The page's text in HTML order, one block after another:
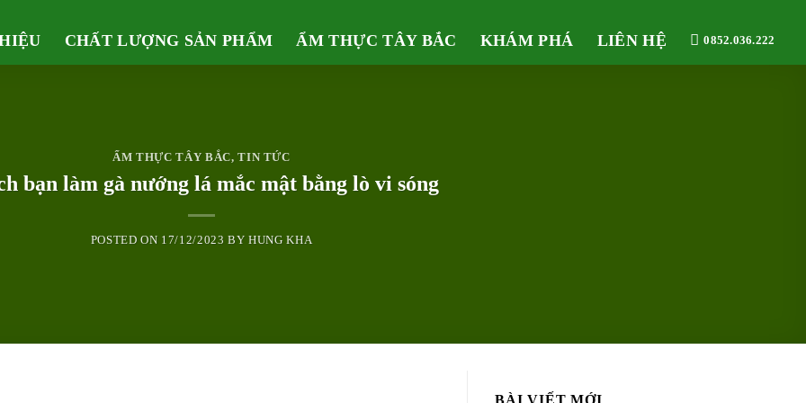
CHẤT LƯỢNG SẢN PHẨM ẨM THỰC TÂY BẮC KHÁM PHÁ LIÊN HỆ 0852.036.222
ẨM THỰC TÂY BẮC,TIN TỨC
bạn làm gà nướng lá mắc mật bằng lò vi sóng
POSTED ON 17/12/2023 BYHUNG KHA
BÀI VIẾT MỚI